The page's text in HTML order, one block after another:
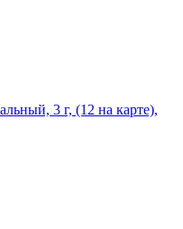
3 г, (12 на карте),